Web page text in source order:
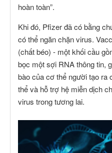
hoàn toàn”.
Khi đó, Pfizer đã có bằng
có thể ngăn chặn virus.
(chất béo) - một khối cầu
bọc một sợi RNA thông tin,
bào của cơ thể người tạo ra
thể và hỗ trợ hệ miễn dịch
virus trong tương lai.